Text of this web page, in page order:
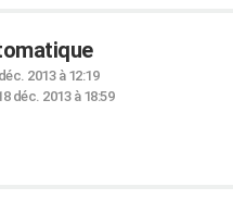
2013 à 12:19
déc. 2013 à 18:59